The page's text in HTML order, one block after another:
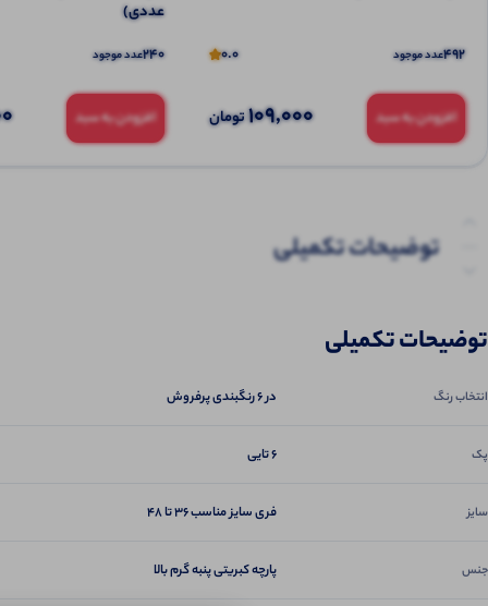
492عدد موجود 0.0
افزودن به سبد 109,000تومان
عددی)
240عدد موجود
افزودن به سبد
توضیحات تکمیلی
توضیحات تکمیلی
انتخاب رنگ در ۶ رنگبندی پرفروش
پک 6 تایی
سایز فری سایز مناسب ۳۶ تا ۴۸
جنس پارچه کبریتی پنبه گرم بالا